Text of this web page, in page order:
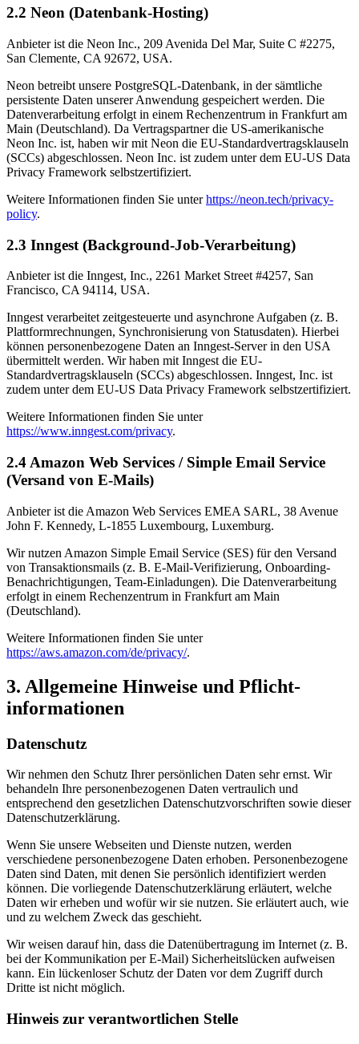
2.2 Neon (Datenbank-Hosting)
Anbieter ist die Neon Inc., 209 Avenida Del Mar, Suite C #2275,
San Clemente, CA 92672, USA.
Neon betreibt unsere PostgreSQL-Datenbank, in der sämtliche
persistente Daten unserer Anwendung gespeichert werden. Die
Datenverarbeitung erfolgt in einem Rechenzentrum in Frankfurt am
Main (Deutschland). Da Vertragspartner die US-amerikanische
Neon Inc. ist, haben wir mit Neon die EU-Standardvertragsklauseln
(SCCs) abgeschlossen. Neon Inc. ist zudem unter dem EU-US Data
Privacy Framework selbstzertifiziert.
Weitere Informationen finden Sie unter https://neon.tech/privacy-
policy.
2.3 Inngest (Background-Job-Verarbeitung)
Anbieter ist die Inngest, Inc., 2261 Market Street #4257, San
Francisco, CA 94114, USA.
Inngest verarbeitet zeitgesteuerte und asynchrone Aufgaben (z. B.
Plattformrechnungen, Synchronisierung von Statusdaten). Hierbei
können personenbezogene Daten an Inngest-Server in den USA
übermittelt werden. Wir haben mit Inngest die EU-
Standardvertragsklauseln (SCCs) abgeschlossen. Inngest, Inc. ist
zudem unter dem EU-US Data Privacy Framework selbstzertifiziert.
Weitere Informationen finden Sie unter
https://www.inngest.com/privacy.
2.4 Amazon Web Services / Simple Email Service
(Versand von E-Mails)
Anbieter ist die Amazon Web Services EMEA SARL, 38 Avenue
John F. Kennedy, L-1855 Luxembourg, Luxemburg.
Wir nutzen Amazon Simple Email Service (SES) für den Versand
von Transaktionsmails (z. B. E-Mail-Verifizierung, Onboarding-
Benachrichtigungen, Team-Einladungen). Die Datenverarbeitung
erfolgt in einem Rechenzentrum in Frankfurt am Main
(Deutschland).
Weitere Informationen finden Sie unter
https://aws.amazon.com/de/privacy/.
3. Allgemeine Hinweise und Pflicht­
informationen
Datenschutz
Wir nehmen den Schutz Ihrer persönlichen Daten sehr ernst. Wir
behandeln Ihre personenbezogenen Daten vertraulich und
entsprechend den gesetzlichen Datenschutzvorschriften sowie dieser
Datenschutzerklärung.
Wenn Sie unsere Webseiten und Dienste nutzen, werden
verschiedene personenbezogene Daten erhoben. Personenbezogene
Daten sind Daten, mit denen Sie persönlich identifiziert werden
können. Die vorliegende Datenschutzerklärung erläutert, welche
Daten wir erheben und wofür wir sie nutzen. Sie erläutert auch, wie
und zu welchem Zweck das geschieht.
Wir weisen darauf hin, dass die Datenübertragung im Internet (z. B.
bei der Kommunikation per E-Mail) Sicherheitslücken aufweisen
kann. Ein lückenloser Schutz der Daten vor dem Zugriff durch
Dritte ist nicht möglich.
Hinweis zur verantwortlichen Stelle